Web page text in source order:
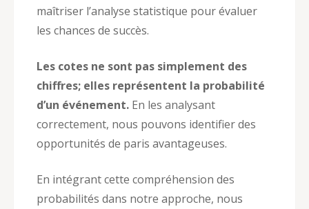
maîtriser l’analyse statistique pour évaluer
les chances de succès.
Les cotes ne sont pas simplement des
chiffres; elles représentent la probabilité
d’un événement. En les analysant
correctement, nous pouvons identifier des
opportunités de paris avantageuses.
En intégrant cette compréhension des
probabilités dans notre approche, nous